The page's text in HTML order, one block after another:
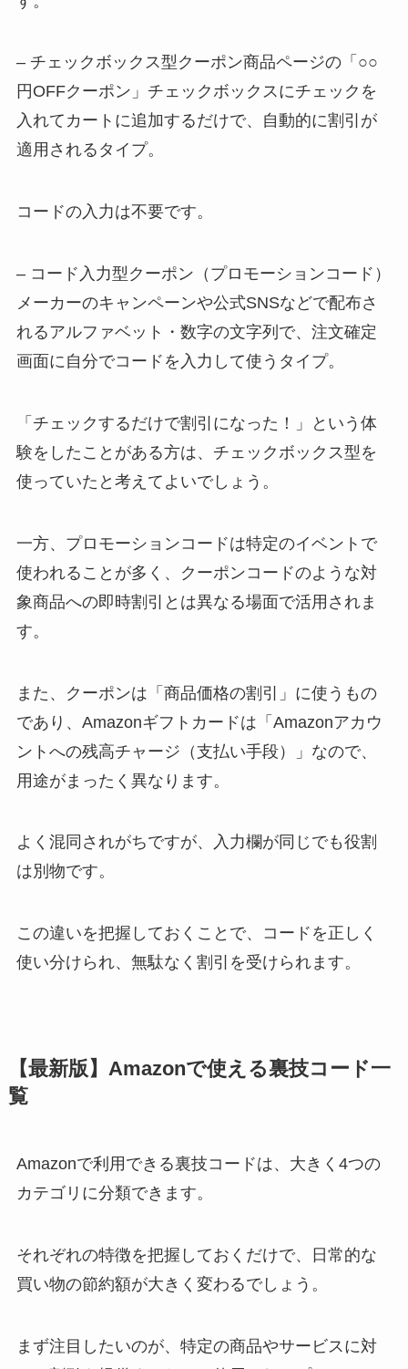
– チェックボックス型クーポン商品ページの「○○
円OFFクーポン」チェックボックスにチェックを
入れてカートに追加するだけで、自動的に割引が
適用されるタイプ。
コードの入力は不要です。
– コード入力型クーポン（プロモーションコード）
メーカーのキャンペーンや公式SNSなどで配布さ
れるアルファベット・数字の文字列で、注文確定
画面に自分でコードを入力して使うタイプ。
「チェックするだけで割引になった！」という体
験をしたことがある方は、チェックボックス型を
使っていたと考えてよいでしょう。
一方、プロモーションコードは特定のイベントで
使われることが多く、クーポンコードのような対
象商品への即時割引とは異なる場面で活用されま
す。
また、クーポンは「商品価格の割引」に使うもの
であり、Amazonギフトカードは「Amazonアカウ
ントへの残高チャージ（支払い手段）」なので、
用途がまったく異なります。
よく混同されがちですが、入力欄が同じでも役割
は別物です。
この違いを把握しておくことで、コードを正しく
使い分けられ、無駄なく割引を受けられます。
【最新版】Amazonで使える裏技コード一
覧
Amazonで利用できる裏技コードは、大きく4つの
カテゴリに分類できます。
それぞれの特徴を把握しておくだけで、日常的な
買い物の節約額が大きく変わるでしょう。
まず注目したいのが、特定の商品やサービスに対